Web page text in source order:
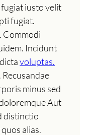
fugiat iusto velit
fugiat.
Commodi
Incidunt
voluptas.
minus sed
Aut
distinctio
alias.